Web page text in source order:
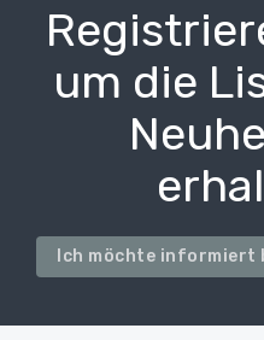
um die
Ich möchte informiert